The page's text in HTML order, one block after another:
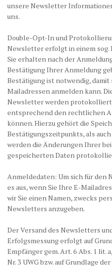
unsere Newsletter
uns.
Double-Opt-In und
Newsletter erfolgt in einem sog.
Sie erhalten nach der
Bestätigung Ihrer Anmeldung
Bestätigung ist notwendig,
Mailadressen anmelden kann.
Newsletter werden
entsprechend den rechtlichen
können. Hierzu gehört die
Bestätigungszeitpunkts, als
werden die Änderungen Ihrer
gespeicherten Daten
Anmeldedaten: Um sich für den
es aus, wenn Sie Ihre E-
wir Sie einen Namen, zwecks
Newsletters anzugeben.
Der Versand des Newsletters
Erfolgsmessung erfolgt auf
Empfänger gem. Art. 6 Abs. 1 lit.
Nr. 3 UWG bzw. auf Grundlage